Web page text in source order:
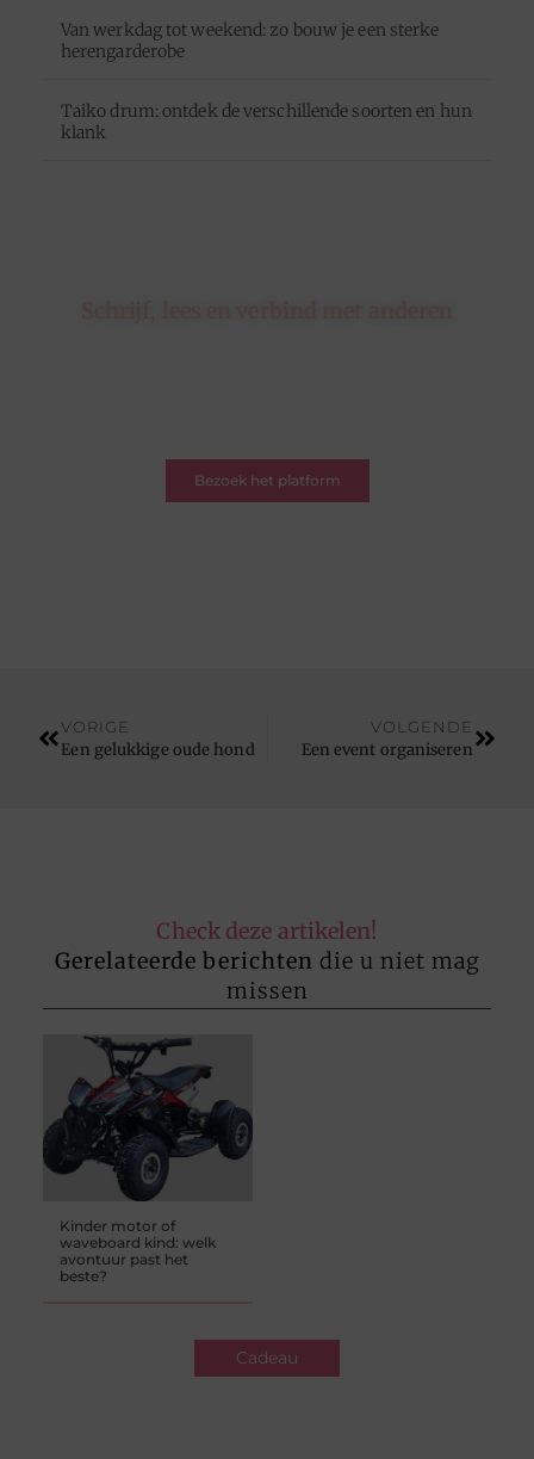
Van werkdag tot weekend: zo bouw je een sterke
herengarderobe
Taiko drum: ontdek de verschillende soorten en hun
klank
Bezoek het platform
VORIGE
Een gelukkige oude hond
VOLGENDE
Een event organiseren
Check deze artikelen!
Gerelateerde berichten die u niet mag
missen
Kinder motor of
waveboard kind: welk
avontuur past het
beste?
Cadeau